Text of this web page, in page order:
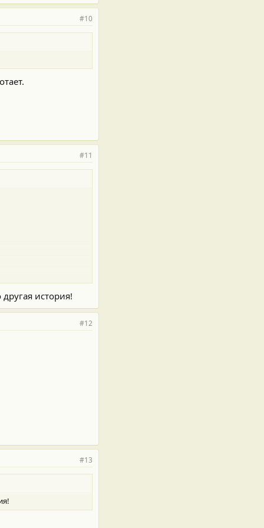
#10
#11
история!
#12
#13